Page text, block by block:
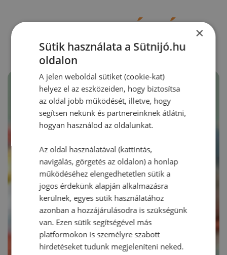
RECEPTAJÁNLÓ ×
Sütik használata a Sütnijó.hu
oldalon
A jelen weboldal sütiket (cookie-kat)
helyez el az eszközeiden, hogy biztosítsa
az oldal jobb működését, illetve, hogy
segítsen nekünk és partnereinknek átlátni,
hogyan használod az oldalunkat.
Az oldal használatával (kattintás,
navigálás, görgetés az oldalon) a honlap
működéséhez elengedhetetlen sütik a
jogos érdekünk alapján alkalmazásra
kerülnek, egyes sütik használatához
azonban a hozzájárulásodra is szükségünk
van. Ezen sütik segítségével más
platformokon is személyre szabott
hirdetéseket tudunk megjeleníteni neked.